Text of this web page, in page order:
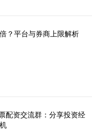
？平台与券商上限解析
配资交流群：分享投资经